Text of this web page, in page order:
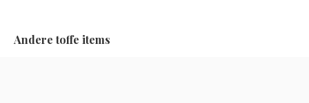
Andere toffe items